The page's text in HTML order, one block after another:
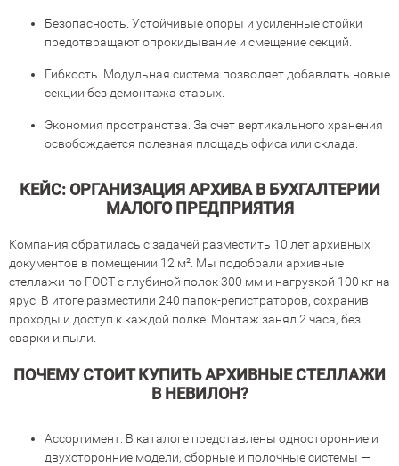
Безопасность. Устойчивые опоры и усиленные стойки
предотвращают опрокидывание и смещение секций.
Гибкость. Модульная система позволяет добавлять новые
секции без демонтажа старых.
Экономия пространства. За счет вертикального хранения
освобождается полезная площадь офиса или склада.
КЕЙС: ОРГАНИЗАЦИЯ АРХИВА В БУХГАЛТЕРИИ
МАЛОГО ПРЕДПРИЯТИЯ
Компания обратилась с задачей разместить 10 лет архивных
документов в помещении 12 м². Мы подобрали архивные
стеллажи по ГОСТ с глубиной полок 300 мм и нагрузкой 100 кг на
ярус. В итоге разместили 240 папок-регистраторов, сохранив
проходы и доступ к каждой полке. Монтаж занял 2 часа, без
сварки и пыли.
ПОЧЕМУ СТОИТ КУПИТЬ АРХИВНЫЕ СТЕЛЛАЖИ
В НЕВИЛОН?
Ассортимент. В каталоге представлены односторонние и
двухсторонние модели, сборные и полочные системы —